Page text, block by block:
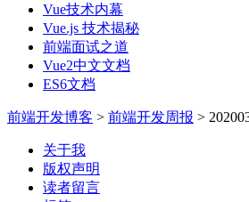
Vue技术内幕
Vue.js 技术揭秘
前端面试之道
Vue2中文文档
ES6文档
前端开发博客 > 前端开发周报 >
关于我
版权声明
读者留言